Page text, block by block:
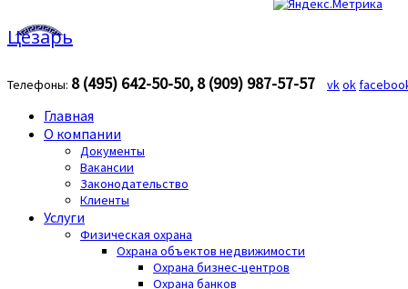
Цезарь
Телефоны: 8 (495) 642-50-50, 8 (909) 987-57-57 vkok
Главная
О компании
Документы
Вакансии
Законодательство
Клиенты
Услуги
Физическая охрана
Охрана объектов недвижимости
Охрана бизнес-центров
Охрана банков